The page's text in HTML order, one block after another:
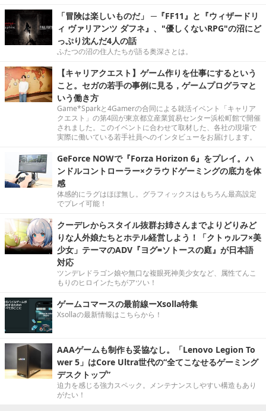
「冒険は楽しいものだ」 ─『FF11』と『ウィザードリ
ィ ヴァリアンツ ダフネ』、"優しくないRPG"の沼にど
っぷり沈んだ4人の話
ふたつの沼の住人たちが語る奥深さとは。
【キャリアクエスト】ゲーム作りを仕事にするという
こと。セガの若手の事例に見る，ゲームプログラマと
いう働き方
Game*Sparkと4Gamerの合同による就活イベント「キャリア
クエスト」の第4回が東京都立産業貿易センター浜松町館で開催
されました。このイベントに合わせて取材した、各社の現場で
実際に働いている若手社員へのインタビューをお届けします。
GeForce NOWで『Forza Horizon 6』をプレイ。ハ
ンドルコントローラー×クラウドゲーミングの底力を体
感
体感的にラグはほぼ無し。グラフィックスはもちろん最高設定
でプレイ可能！
クーデレからスタイル抜群お姉さんまでよりどりみど
りな人外娘たちとホテル経営しよう！「クトゥルフ×美
少女」テーマのADV『ヨグ=ソトースの庭』が日本語
対応
ツンデレドラゴン娘や無口な複眼死神美少女など、属性てんこ
もりのヒロインたちがアツい！
ゲームコマースの最前線ーXsolla特集
Xsollaの最新情報はこちらから！
AAAゲームも制作も妥協なし。「Lenovo Legion To
wer 5」はCore Ultra世代の“全てこなせるゲーミング
デスクトップ”
迫力を感じる強力スペック。メンテナンスしやすい構造もあり
がたい！